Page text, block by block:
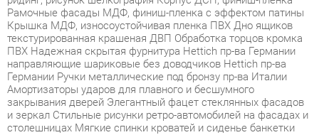
ПВХ Надежная скрытая фурнитура Hettich пр-ва Германии
направляющие шариковые без доводчиков Hettich пр-ва
Германии Ручки металлические под бронзу пр-ва Италии
Амортизаторы ударов для плавного и бесшумного
закрывания дверей Элегантный фацет стеклянных фасадов
и зеркал Стильные рисунки ретро-автомобилей на фасадах и
столешницах Мягкие спинки кроватей и сиденье банкетки
обтянуты гипоаллергенной искусственной кожей Ламели в
основании кровати обладают ортопедическим эффектом.
Условия покупки